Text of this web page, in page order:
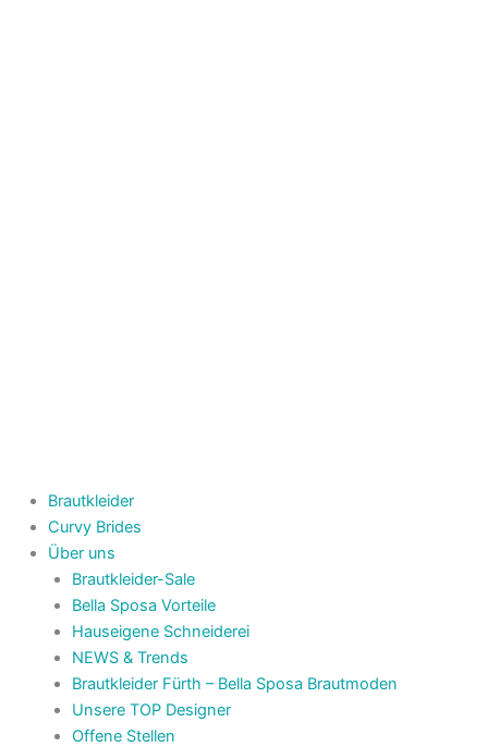
Brautkleider
Curvy Brides
Über uns
Brautkleider-Sale
Bella Sposa Vorteile
Hauseigene Schneiderei
NEWS & Trends
Brautkleider Fürth – Bella Sposa Brautmoden
Unsere TOP Designer
Offene Stellen